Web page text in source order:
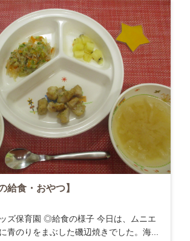
給食・おやつ】
ズ保育園 ◎給食の様子 今日は、ムニエ
青のりをまぶした磯辺焼きでした。海...